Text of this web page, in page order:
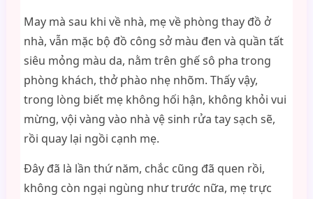
May mà sau khi về nhà, mẹ về phòng thay đồ ở
nhà, vẫn mặc bộ đồ công sở màu đen và quần tất
siêu mỏng màu da, nằm trên ghế sô pha trong
phòng khách, thở phào nhẹ nhõm. Thấy vậy,
trong lòng biết mẹ không hối hận, không khỏi vui
mừng, vội vàng vào nhà vệ sinh rửa tay sạch sẽ,
rồi quay lại ngồi cạnh mẹ.
Đây đã là lần thứ năm, chắc cũng đã quen rồi,
không còn ngại ngùng như trước nữa, mẹ trực